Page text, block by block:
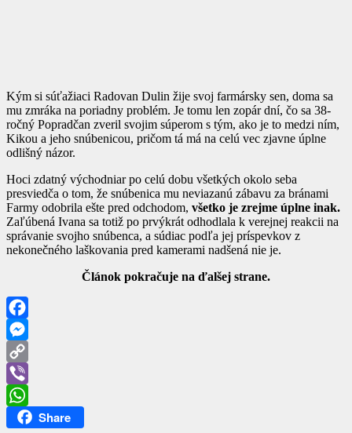
Kým si súťažiaci Radovan Dulin žije svoj farmársky sen, doma sa
mu zmráka na poriadny problém. Je tomu len zopár dní, čo sa 38-
ročný Popradčan zveril svojim súperom s tým, ako je to medzi ním,
Kikou a jeho snúbenicou, pričom tá má na celú vec zjavne úplne
odlišný názor.
Hoci zdatný východniar po celú dobu všetkých okolo seba
presviedča o tom, že snúbenica mu neviazanú zábavu za bránami
Farmy odobrila ešte pred odchodom, všetko je zrejme úplne inak.
Zaľúbená Ivana sa totiž po prvýkrát odhodlala k verejnej reakcii na
správanie svojho snúbenca, a súdiac podľa jej príspevkov z
nekonečného laškovania pred kamerami nadšená nie je.
Článok pokračuje na ďalšej strane.
Facebook
Messenger
Copy
Link
Viber
WhatsApp
Share